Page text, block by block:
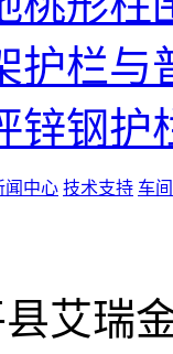
护栏与
锌钢护
闻中心 技术支持 车
艾瑞